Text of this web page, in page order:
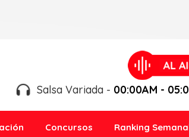
Salsa Variada - 00:00AM -
Concursos Ranking